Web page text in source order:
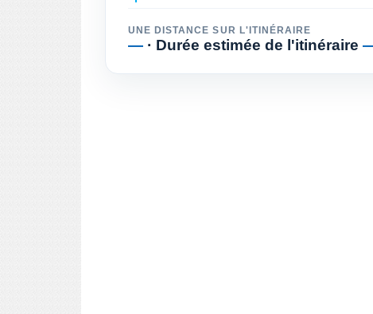
UNE DISTANCE SUR L'ITINÉRAIRE
— · Durée estimée de l'itinéraire